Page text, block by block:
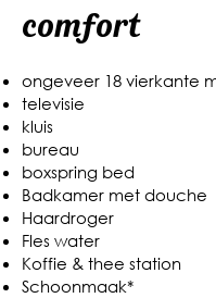
comfort
ongeveer 18 vierkante
televisie
kluis
bureau
boxspring bed
Badkamer met douche
Haardroger
Fles water
Koffie & thee station
Schoonmaak*